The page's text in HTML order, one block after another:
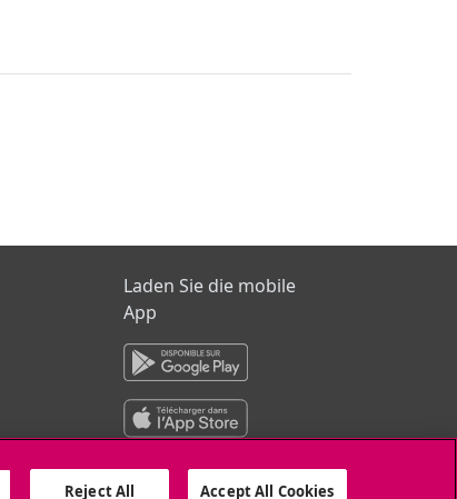
Laden Sie die mobile
App
Reject All Accept All Cookies